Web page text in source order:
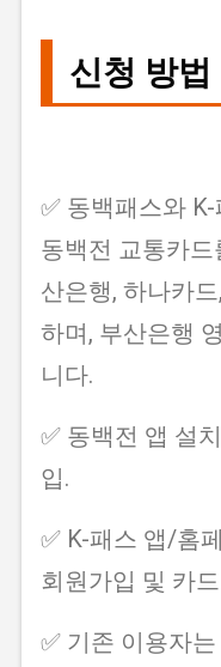
신청 방법
✅ 동백패스와
동백전 교통카
산은행, 하나카
하며, 부산은행
니다.
✅ 동백전 앱 설
입.
✅ K-패스 앱/홈
회원가입 및 카
✅ 기존 이용자